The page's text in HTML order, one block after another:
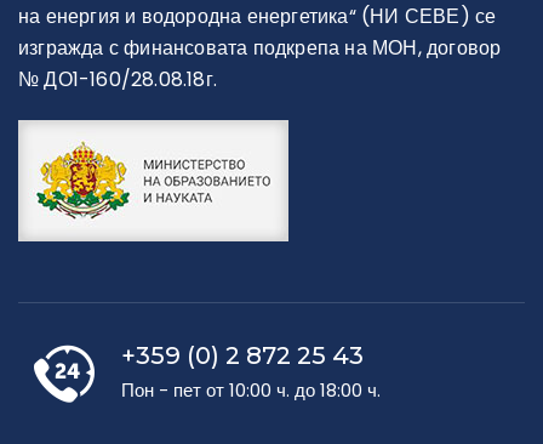
на енергия и водородна енергетика“ (НИ СЕВЕ) се
изгражда с финансовата подкрепа на МОН, договор
№ ДО1-160/28.08.18г.
+359 (0) 2 872 25 43
Пон - пет от 10:00 ч. до 18:00 ч.